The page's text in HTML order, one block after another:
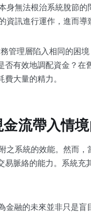
身無法根治系統脫節
訊進行運作，進而導
管理層陷入相同的困
有效地調配資金？在
大量的精力。
流帶入情
之系統的效能。然而
易脈絡的能力。系統充
融的未來並非只是盲